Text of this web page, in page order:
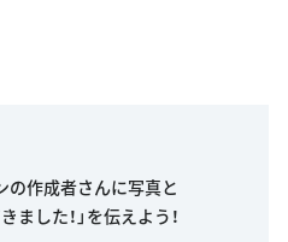
の作成者さんに写真と
ました！」を伝えよう！